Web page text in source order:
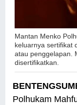
Mantan Menko
keluarnya sertifikat
atau penggelapan.
disertifikatkan.
Polhukam